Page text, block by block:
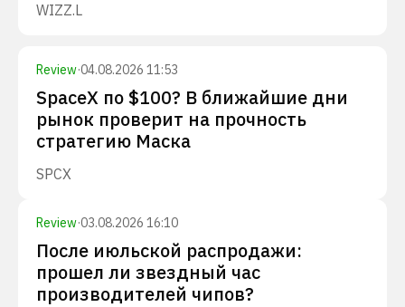
WIZZ.L
Review·04.08.2026 11:53
SpaceX по $100? В ближайшие дни
рынок проверит на прочность
стратегию Маска
SPCX
Review·03.08.2026 16:10
После июльской распродажи:
прошел ли звездный час
производителей чипов?